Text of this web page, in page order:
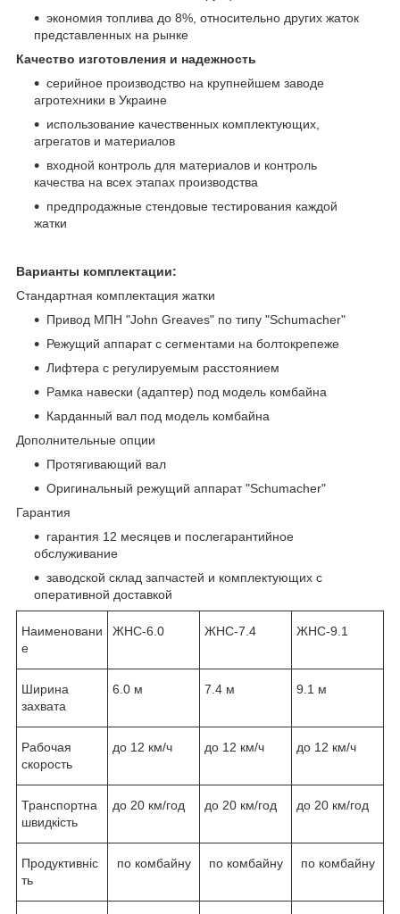
экономия топлива до 8%, относительно других жаток
представленных на рынке
Качество изготовления и надежность
серийное производство на крупнейшем заводе
агротехники в Украине
использование качественных комплектующих,
агрегатов и материалов
входной контроль для материалов и контроль
качества на всех этапах производства
предпродажные стендовые тестирования каждой
жатки
Варианты комплектации:
Стандартная комплектация жатки
Привод МПН "Jоhn Greaves" по типу "Schumacher"
Режущий аппарат с сегментами на болтокрепеже
Лифтера с регулируемым расстоянием
Рамка навески (адаптер) под модель комбайна
Карданный вал под модель комбайна
Дополнительные опции
Протягивающий вал
Оригинальный режущий аппарат "Schumacher"
Гарантия
гарантия 12 месяцев и послегарантийное
обслуживание
заводской склад запчастей и комплектующих с
оперативной доставкой
Наименовани
е
ЖНС-6.0 ЖНС-7.4 ЖНС-9.1
Ширина
захвата
6.0 м 7.4 м 9.1 м
Рабочая
скорость
до 12 км/ч до 12 км/ч до 12 км/ч
Транспортна
швидкість
до 20 км/год до 20 км/год до 20 км/год
Продуктивніс
ть
по комбайну по комбайну по комбайну